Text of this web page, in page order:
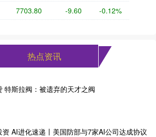
7703.80 -9.60 -0.12%
热点资讯
特斯拉阀：被遗弃的天才之阀
资 AI进化速递丨美国防部与7家AI公司达成协议